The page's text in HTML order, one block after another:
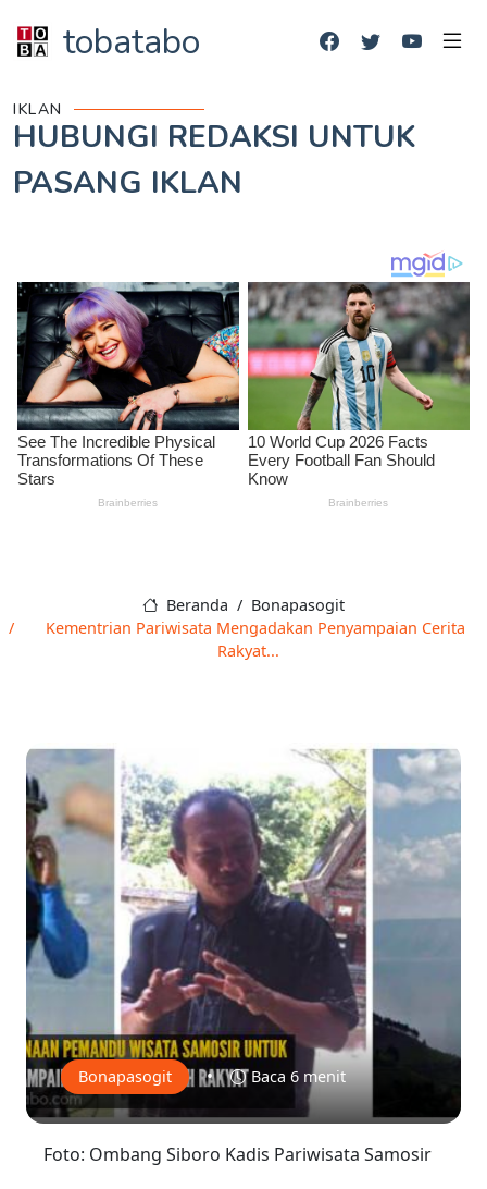
tobatabo
IKLAN
HUBUNGI REDAKSI UNTUK
PASANG IKLAN
Beranda
Bonapasogit
Kementrian Pariwisata Mengadakan Penyampaian Cerita
Rakyat...
Bonapasogit • Baca 6 menit
Foto: Ombang Siboro Kadis Pariwisata Samosir